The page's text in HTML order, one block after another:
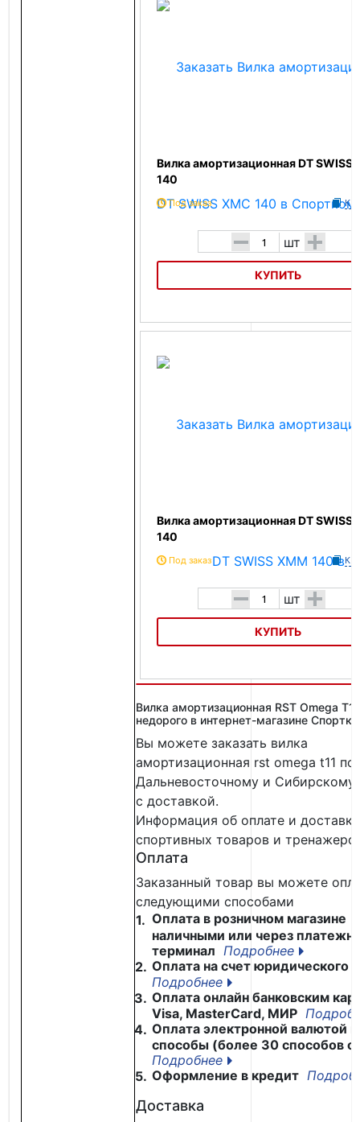
Вилка амортизационная DT SWISS
140
Под заказ К
- шт +
КУПИТЬ
Вилка амортизационная DT SWISS XMC 140
Вилка амортизационная DT SWISS
140
Под заказ К
- шт +
КУПИТЬ
Вилка амортизационная DT SWISS XMM 140
Вилка амортизационная RST Omega
недорого в интернет-магазине
Вы можете заказать вилка
амортизационная rst omega t11 по
Дальневосточному и Сибирскому
с доставкой.
Информация об оплате и доставке
спортивных товаров и
Оплата
Заказанный товар вы можете
следующими способами
1. Оплата в розничном магазине
наличными или через
терминал Подробнее
2. Оплата на счет юридического
Подробнее
3. Оплата онлайн банковским
Visa, MasterCard, МИР
4. Оплата электронной валютой
способы (более 30 способов
Подробнее
5. Оформление в кредит
Доставка